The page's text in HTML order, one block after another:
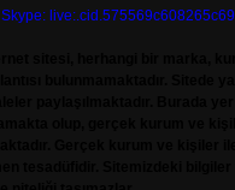
Skype: live:.cid.575569c608265c69